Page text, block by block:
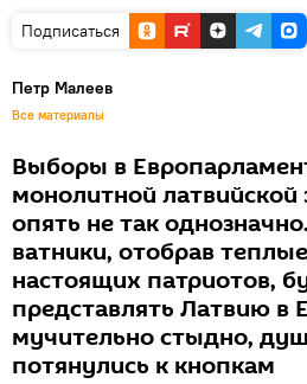
Подписаться
Петр Малеев
Все материалы
Выборы в
монолитной латвийской
опять не так
ватники, отобрав
настоящих патриотов,
представлять Латвию в
мучительно стыдно,
потянулись к кнопкам